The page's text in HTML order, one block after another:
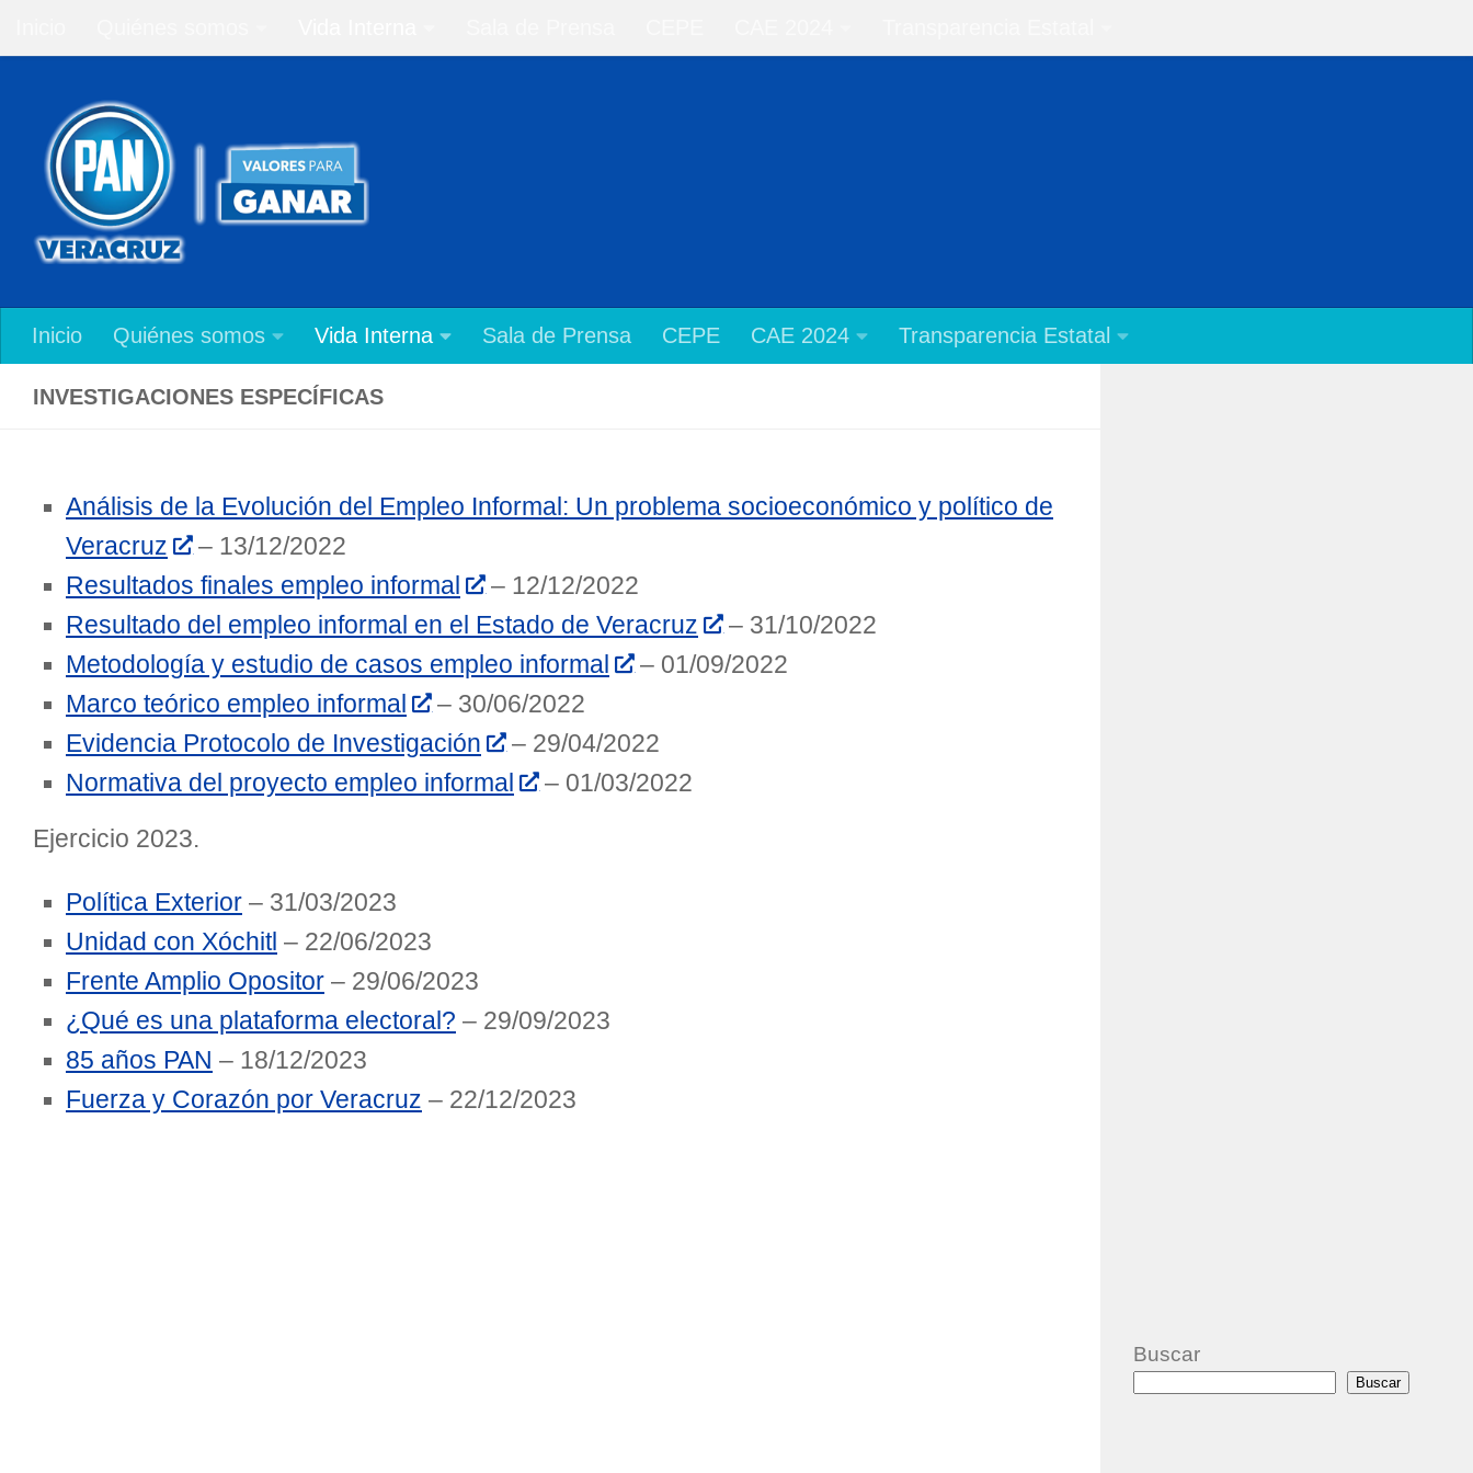
Inicio Quiénes somos Vida Interna Sala de Prensa CEPE CAE 2024 Transparencia Estatal
INVESTIGACIONES ESPECÍFICAS
Análisis de la Evolución del Empleo Informal: Un problema socioeconómico y político de
Veracruz
– 13/12/2022
Resultados finales empleo informal
– 12/12/2022
Resultado del empleo informal en el Estado de Veracruz
– 31/10/2022
Metodología y estudio de casos empleo informal
– 01/09/2022
Marco teórico empleo informal
– 30/06/2022
Evidencia Protocolo de Investigación
– 29/04/2022
Normativa del proyecto empleo informal
– 01/03/2022
Ejercicio 2023.
Política Exterior – 31/03/2023
Unidad con Xóchitl – 22/06/2023
Frente Amplio Opositor – 29/06/2023
¿Qué es una plataforma electoral? – 29/09/2023
85 años PAN – 18/12/2023
Fuerza y Corazón por Veracruz – 22/12/2023
Buscar
Buscar